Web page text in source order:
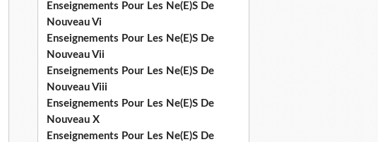
Enseignements Pour Les Ne(E)S De
Nouveau Vi
Enseignements Pour Les Ne(E)S De
Nouveau Vii
Enseignements Pour Les Ne(E)S De
Nouveau Viii
Enseignements Pour Les Ne(E)S De
Nouveau X
Enseignements Pour Les Ne(E)S De